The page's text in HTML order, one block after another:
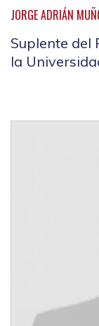
JORGE ADRIÁN
Suplente del
la